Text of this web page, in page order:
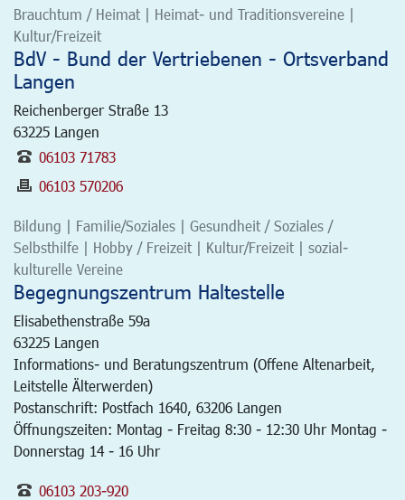
Brauchtum / Heimat | Heimat- und Traditionsvereine |
Kultur/Freizeit
BdV - Bund der Vertriebenen - Ortsverband
Langen
Reichenberger Straße 13
63225 Langen
06103 71783
06103 570206
Bildung | Familie/Soziales | Gesundheit / Soziales /
Selbsthilfe | Hobby / Freizeit | Kultur/Freizeit | sozial-
kulturelle Vereine
Begegnungszentrum Haltestelle
Elisabethenstraße 59a
63225 Langen
Informations- und Beratungszentrum (Offene Altenarbeit,
Leitstelle Älterwerden)
Postanschrift: Postfach 1640, 63206 Langen
Öffnungszeiten: Montag - Freitag 8:30 - 12:30 Uhr Montag -
Donnerstag 14 - 16 Uhr
06103 203-920